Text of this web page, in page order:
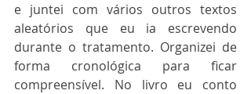
e juntei com vários outros textos
aleatórios que eu ia escrevendo
durante o tratamento. Organizei de
forma cronológica para ficar
compreensível. No livro eu conto